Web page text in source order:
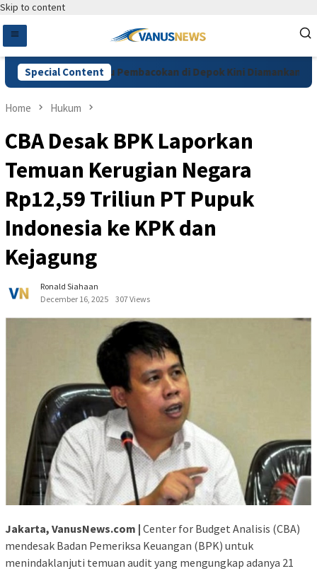
Skip to content
Special Content
Pelaku Pembacokan di Depok Kini Diamankan Polres
Home Hukum
CBA Desak BPK Laporkan
Temuan Kerugian Negara
Rp12,59 Triliun PT Pupuk
Indonesia ke KPK dan
Kejagung
Ronald Siahaan
December 16, 2025
307 Views
Jakarta, VanusNews.com | Center for Budget Analisis (CBA)
mendesak Badan Pemeriksa Keuangan (BPK) untuk
menindaklanjuti temuan audit yang mengungkap adanya 21